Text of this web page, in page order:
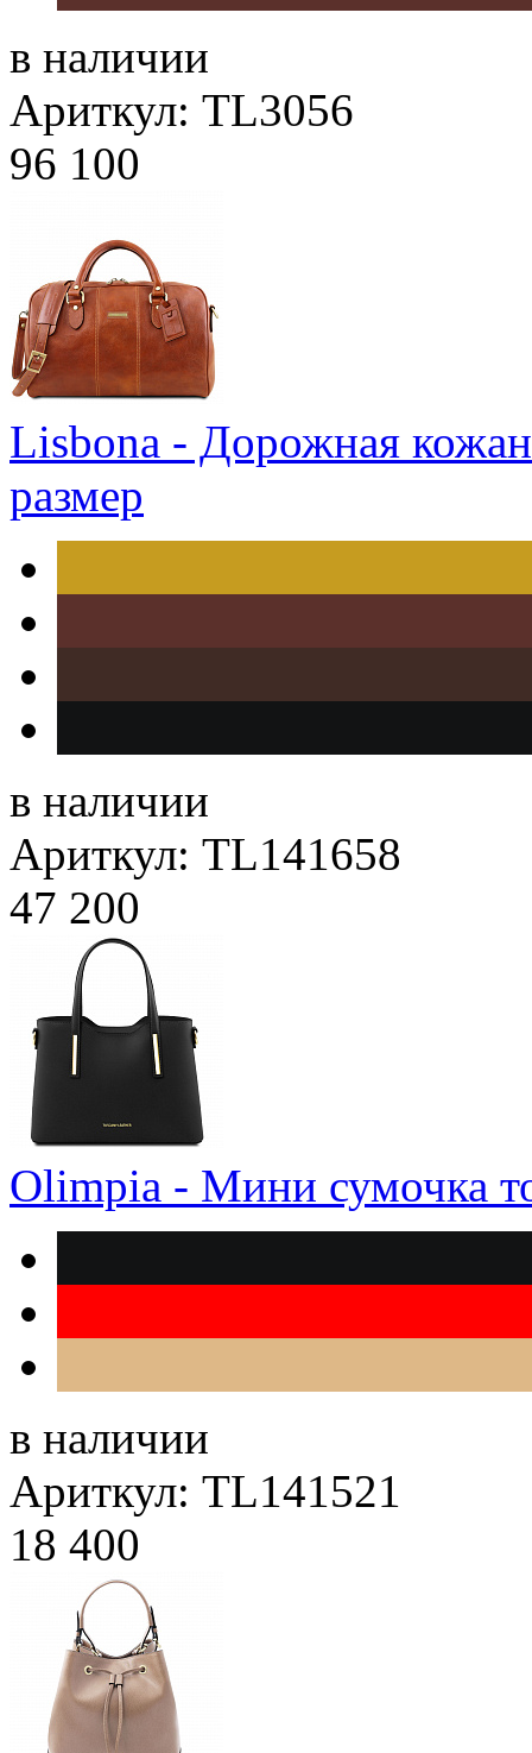
в наличии
Ариткул: TL3056
96 100
Lisbona - Дорожная
размер
в наличии
Ариткул: TL141658
47 200
Olimpia - Мини сумочка
в наличии
Ариткул: TL141521
18 400